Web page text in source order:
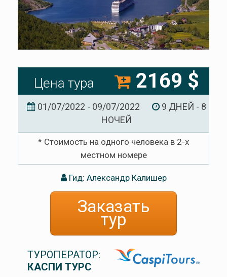
Цена тура 2169 $
01/07/2022 - 09/07/2022
9 ДНЕЙ - 8
НОЧЕЙ
* Стоимость на одного человека в 2-х
местном номере
Гид: Александр Калишер
Заказать
тур
ТУРОПЕРАТОР:
КАСПИ ТУРС